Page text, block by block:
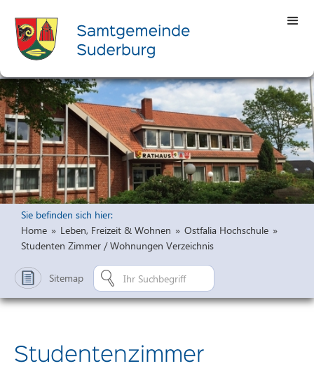
Sie befinden sich hier:
Home » Leben, Freizeit & Wohnen » Ostfalia Hochschule »
Studenten Zimmer / Wohnungen Verzeichnis
Sitemap
Studentenzimmer